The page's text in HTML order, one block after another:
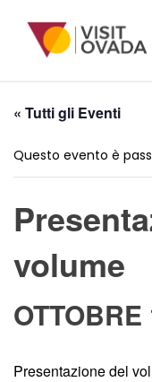
« Tutti gli Eventi
Questo evento è
volume
Presentazione del